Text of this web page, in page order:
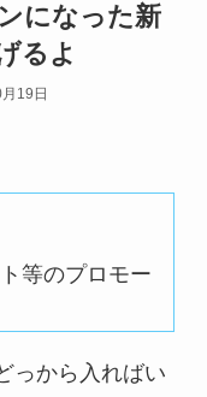
になった新
るよ
19日
等のプロモー
っから入ればい